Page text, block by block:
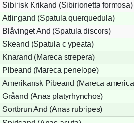
Sibirisk Krikand (Sibirionetta formosa)
Atlingand (Spatula querquedula)
Blåvinget And (Spatula discors)
Skeand (Spatula clypeata)
Knarand (Mareca strepera)
Pibeand (Mareca penelope)
Amerikansk Pibeand (Mareca
Gråand (Anas platyrhynchos)
Sortbrun And (Anas rubripes)